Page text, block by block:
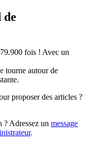
de
fois ! Avec un
tourne autour de
proposer des articles ?
? Adressez un message
.